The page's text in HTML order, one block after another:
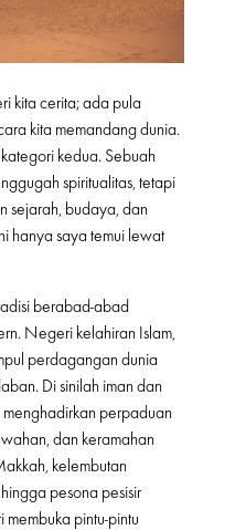
kita cerita; ada pula
kita memandang dunia.
kedua. Sebuah
spiritualitas, tetapi
sejarah, budaya, dan
hanya saya temui lewat
berabad-abad
Negeri kelahiran Islam,
perdagangan dunia
Di sinilah iman dan
perpaduan
dan keramahan
kelembutan
pesona pesisir
pintu-pintu